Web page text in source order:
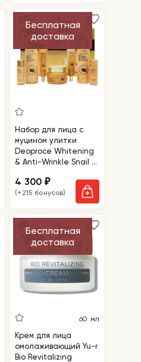
Бесплатная
доставка
Набор для лица с
муцином улитки
Deoproce Whitening
& Anti-Wrinkle Snail 5
4 300₽
(+215 бонусов)
Бесплатная
доставка
60 мл
Крем для лица
омолаживающий Yu-r
Bio Revitalizing